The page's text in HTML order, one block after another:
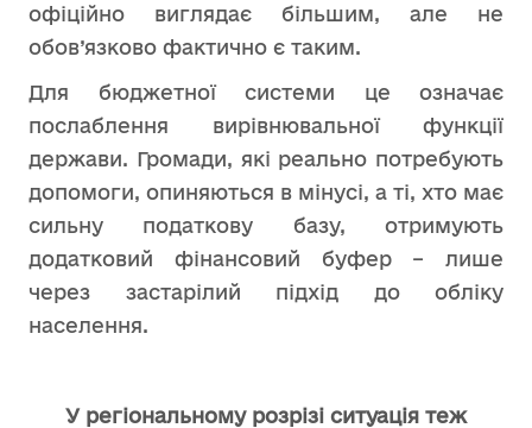
офіційно виглядає більшим, але не
обов’язково фактично є таким.
Для бюджетної системи це означає
послаблення вирівнювальної функції
держави. Громади, які реально потребують
допомоги, опиняються в мінусі, а ті, хто має
сильну податкову базу, отримують
додатковий фінансовий буфер – лише
через застарілий підхід до обліку
населення.
У регіональному розрізі ситуація теж